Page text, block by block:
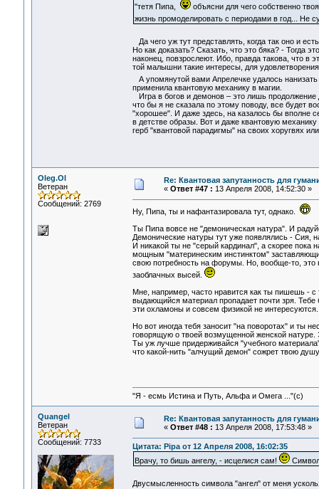
"тетя Пипа,
объясни для чего собственно
жизнь промоделировать с периодами в год... Не
Да чего уж тут представлять, когда так оно и
Но как доказать? Сказать, что это бяка? - Тогда
наконец, повзрослеют. Ибо, правда такова, что в
той малышни такие интересы, для
А упомянутой вами Апрелечке удалось
применила квантовую механику в магии.
Игра в богов и демонов – это лишь продолжение
что бы я не сказала по этому поводу, все будет
"хорошее". И даже здесь, на казалось бы вполне
в детстве образы. Вот и даже квантовую
герб "квантовой парадигмы" на своих хоругвях
Oleg.Ol
Ветеран
Сообщений: 2769
Re: Квантовая запутанность для
« Ответ #47 : 13 Апреля 2008, 14:52:30 »
Ну, Пипа, ты и нафантазировала тут, однако.
Ты Пипа вовсе не "демоническая натура". И
Демонические натуры тут уже появлялись - Сия,
И никакой ты не "серый кардинал", а скорее пока
мощным "материнеским инстинктом"
свою потребность на форумы. Но, вообще-то, это
заоблачных высей.
Мне, например, часто нравится как ты пишешь - с
выдающийся материал пропадает почти зря. Тебе
эти охламоны и совсем физикой не интересуются.
Но вот иногда тебя заносит "на поворотах" и ты
говорящую о твоей возмущенной женской натуре.
Ты уж лучше придерживайся "учебного
что какой-нить "алчущий демон" сожрет твою
"Я - есмь Истина и Путь, Альфа и Омега ..."(с)
Quangel
Ветеран
Сообщений: 7733
Re: Квантовая запутанность для
« Ответ #48 : 13 Апреля 2008, 17:53:48 »
Цитата: Pipa от 12 Апреля 2008, 16:02:35
Врачу, то бишь ангелу, - исцелися сам!
Символ
Двусмысленность символа "ангел" от меня